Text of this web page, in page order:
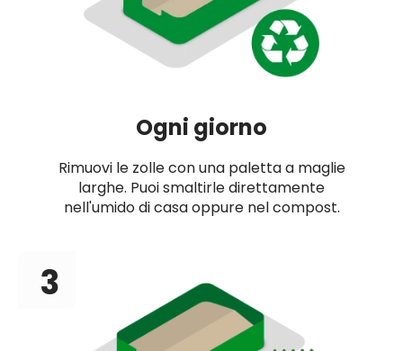
Ogni giorno
Rimuovi le zolle con una paletta a maglie
larghe. Puoi smaltirle direttamente
nell'umido di casa oppure nel compost.
3